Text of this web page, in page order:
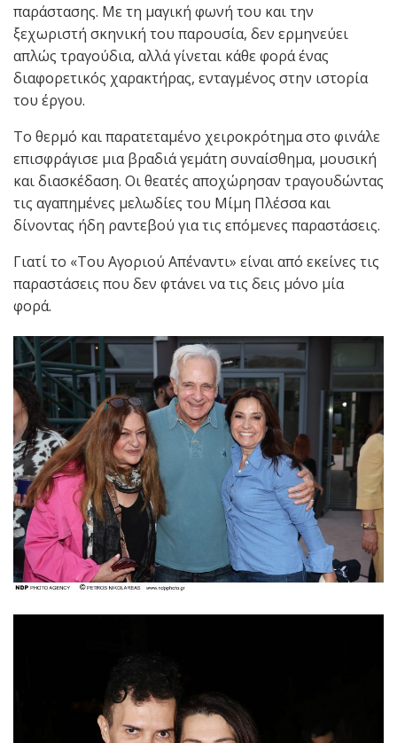
παράστασης. Με τη μαγική φωνή του και την
ξεχωριστή σκηνική του παρουσία, δεν ερμηνεύει
απλώς τραγούδια, αλλά γίνεται κάθε φορά ένας
διαφορετικός χαρακτήρας, ενταγμένος στην ιστορία
του έργου.
Το θερμό και παρατεταμένο χειροκρότημα στο φινάλε
επισφράγισε μια βραδιά γεμάτη συναίσθημα, μουσική
και διασκέδαση. Οι θεατές αποχώρησαν τραγουδώντας
τις αγαπημένες μελωδίες του Μίμη Πλέσσα και
δίνοντας ήδη ραντεβού για τις επόμενες παραστάσεις.
Γιατί το «Του Αγοριού Απέναντι» είναι από εκείνες τις
παραστάσεις που δεν φτάνει να τις δεις μόνο μία
φορά.